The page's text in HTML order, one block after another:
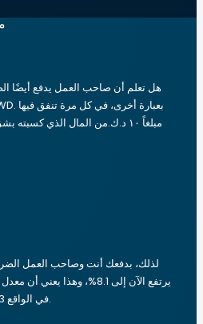
هل تعلم أن صاحب العمل يدفع أيضًا
يرتفع الآن إلى 8.1%، وهذا
في الواقع 4.3% أعلى من ما بدا في البداية.